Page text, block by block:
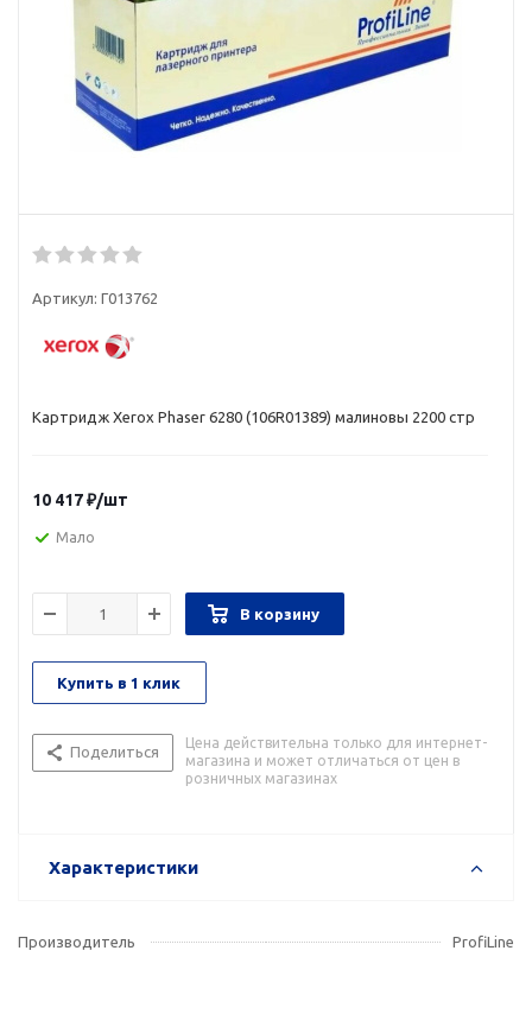
Артикул: Г013762
Картридж Xerox Phaser 6280 (106R01389) малиновы 2200 стр
10 417₽/шт
Мало
В корзину
Купить в 1 клик
Поделиться
Цена действительна только для интернет-
магазина и может отличаться от цен в
розничных магазинах
Характеристики
Производитель ProfiLine